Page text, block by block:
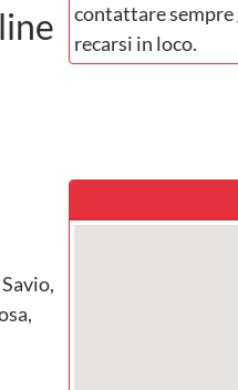
contattare
recarsi in loco.